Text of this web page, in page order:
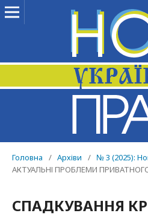
Головна / Архіви / № 3 (2025):
АКТУАЛЬНІ ПРОБЛЕМИ
СПАДКУВАННЯ